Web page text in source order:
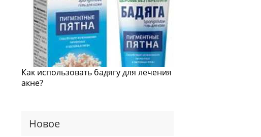
Как использовать бадягу для лечения
акне?
Новое